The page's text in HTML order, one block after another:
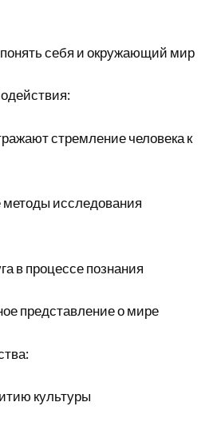
себя и окружающий мир
стремление человека к
исследования
в процессе познания
представление о мире
культуры